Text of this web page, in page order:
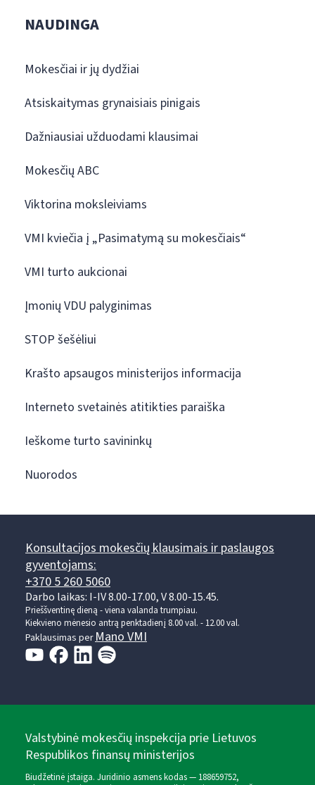
NAUDINGA
Mokesčiai ir jų dydžiai
Atsiskaitymas grynaisiais pinigais
Dažniausiai užduodami klausimai
Mokesčių ABC
Viktorina moksleiviams
VMI kviečia į „Pasimatymą su mokesčiais“
VMI turto aukcionai
Įmonių VDU palyginimas
STOP šešėliui
Krašto apsaugos ministerijos informacija
Interneto svetainės atitikties paraiška
Ieškome turto savininkų
Nuorodos
Konsultacijos mokesčių klausimais ir paslaugos
gyventojams:
+370 5 260 5060
Darbo laikas: I-IV 8.00-17.00, V 8.00-15.45.
Prieššventinę dieną - viena valanda trumpiau.
Kiekvieno mėnesio antrą penktadienį 8.00 val. - 12.00 val.
Paklausimas perMano VMI
Valstybinė mokesčių inspekcija prie Lietuvos
Respublikos finansų ministerijos
Biudžetinė įstaiga. Juridinio asmens kodas — 188659752,